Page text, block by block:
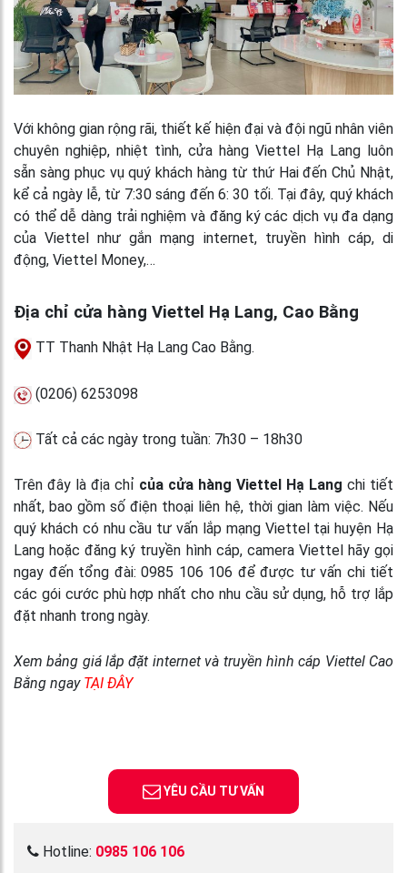
Với không gian rộng rãi, thiết kế hiện đại và đội ngũ nhân viên
chuyên nghiệp, nhiệt tình, cửa hàng Viettel Hạ Lang luôn
sẵn sàng phục vụ quý khách hàng từ thứ Hai đến Chủ Nhật,
kể cả ngày lễ, từ 7:30 sáng đến 6: 30 tối. Tại đây, quý khách
có thể dễ dàng trải nghiệm và đăng ký các dịch vụ đa dạng
của Viettel như gắn mạng internet, truyền hình cáp, di
động, Viettel Money,…
Địa chỉ cửa hàng Viettel Hạ Lang, Cao Bằng
TT Thanh Nhật Hạ Lang Cao Bằng.
(0206) 6253098
Tất cả các ngày trong tuần: 7h30 – 18h30
Trên đây là địa chỉ của cửa hàng Viettel Hạ Lang chi tiết
nhất, bao gồm số điện thoại liên hệ, thời gian làm việc. Nếu
quý khách có nhu cầu tư vấn lắp mạng Viettel tại huyện Hạ
Lang hoặc đăng ký truyền hình cáp, camera Viettel hãy gọi
ngay đến tổng đài: 0985 106 106 để được tư vấn chi tiết
các gói cước phù hợp nhất cho nhu cầu sử dụng, hỗ trợ lắp
đặt nhanh trong ngày.
Xem bảng giá lắp đặt internet và truyền hình cáp Viettel Cao
Bằng ngay TẠI ĐÂY
YÊU CẦU TƯ VẤN
Hotline: 0985 106 106